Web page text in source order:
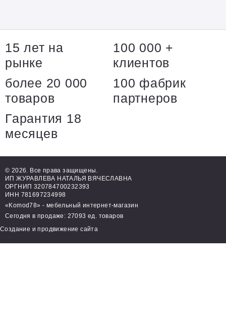
15 лет на
рынке
100 000 +
клиентов
более 20 000
товаров
100 фабрик
партнеров
Гарантия 18
месяцев
© 2026. Все права защищены.
ИП ЖУРАВЛЕВА НАТАЛЬЯ ВЯЧЕСЛАВНА
ОРГНИП 320784700232393
ИНН 781697234998
«Komod78» - мебельный интернет-магазин
Сегодня в продаже: 27093 ед. товаров
Создание и продвижение сайта